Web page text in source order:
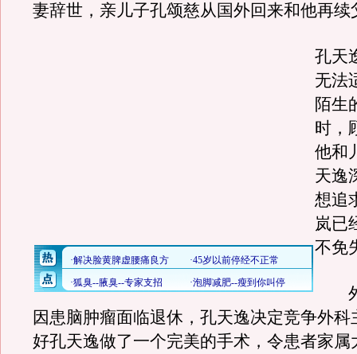
妻辞世，亲儿子孔颂慈从国外回来和他再续
孔天
无法
陌生
时，
他和
天逸
想追
岚已
不免
外
因患脑肿瘤面临退休，孔天逸决定竞争外科
好孔天逸做了一个完美的手术，令患者家属